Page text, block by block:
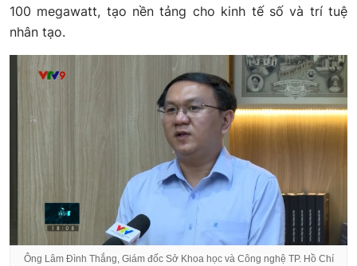
100 megawatt, tạo nền tảng cho kinh tế số và trí tuệ
nhân tạo.
Ông Lâm Đình Thắng, Giám đốc Sở Khoa học và Công nghệ TP. Hồ Chí